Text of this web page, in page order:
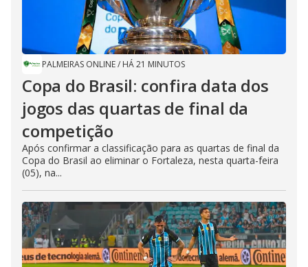
PALMEIRAS ONLINE/ HÁ 21 MINUTOS
Copa do Brasil: confira data dos
jogos das quartas de final da
competição
Após confirmar a classificação para as quartas de final da
Copa do Brasil ao eliminar o Fortaleza, nesta quarta-feira
(05), na...